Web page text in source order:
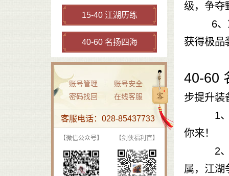
15-40 江湖历练
40-60 名扬四海
账号管理
账号安全
密码找回
在线客服
客服电话：028-85437733
【微信公众号】 【剑侠福利官】
级，争夺
6、重
获得极品
40-60
步提升装
1、宋
你来！
2、七
属，江湖